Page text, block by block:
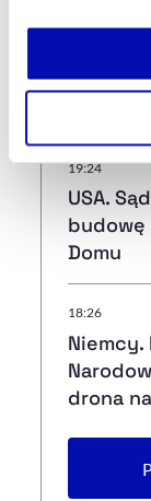
Jeżeli nie
możesz łatwo
własnejRząd
19:24
USA.
budowę
Domu
18:26
Niemcy.
drona